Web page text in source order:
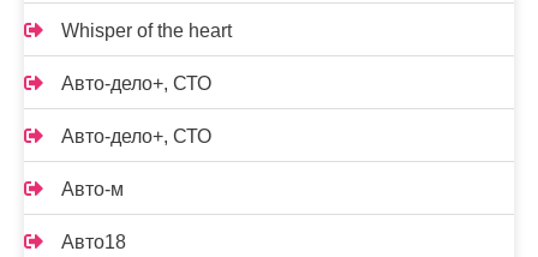
Whisper of the heart
Авто-дело+, СТО
Авто-дело+, СТО
Авто-м
Авто18